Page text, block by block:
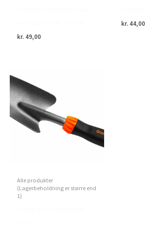
kr. 49,00
kr. 44,00
Alle produkter
(Lagerbeholdning er større end
1)